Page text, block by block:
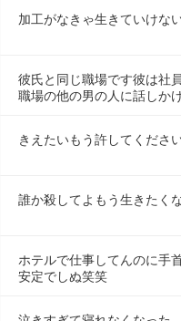
加工がなきゃ生きていけな
彼氏と同じ職場です彼は社
職場の他の男の人に話しか
きえたいもう許してくださ
誰か殺してよもう生きたく
ホテルで仕事してんのに手
安定でしぬ笑笑